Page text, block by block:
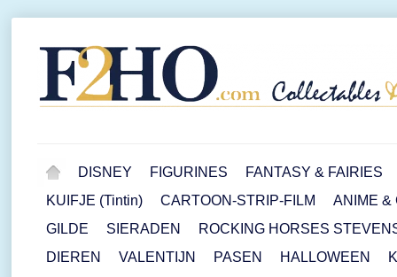
DISNEY FIGURINES
FANTASY & FAIRIES
KUIFJE (Tintin)
CARTOON-STRIP-FILM
ANIME &
GILDE
SIERADEN
ROCKING HORSES
DIEREN
VALENTIJN PASEN HALLOWEEN